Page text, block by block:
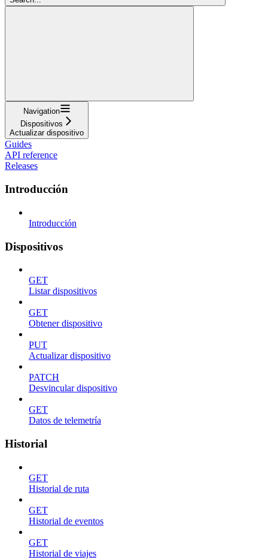
Navigation
Dispositivos
Actualizar dispositivo
Guides
API reference
Releases
Introducción
Introducción
Dispositivos
GET
Listar dispositivos
GET
Obtener dispositivo
PUT
Actualizar dispositivo
PATCH
Desvincular dispositivo
GET
Datos de telemetría
Historial
GET
Historial de ruta
GET
Historial de eventos
GET
Historial de viajes